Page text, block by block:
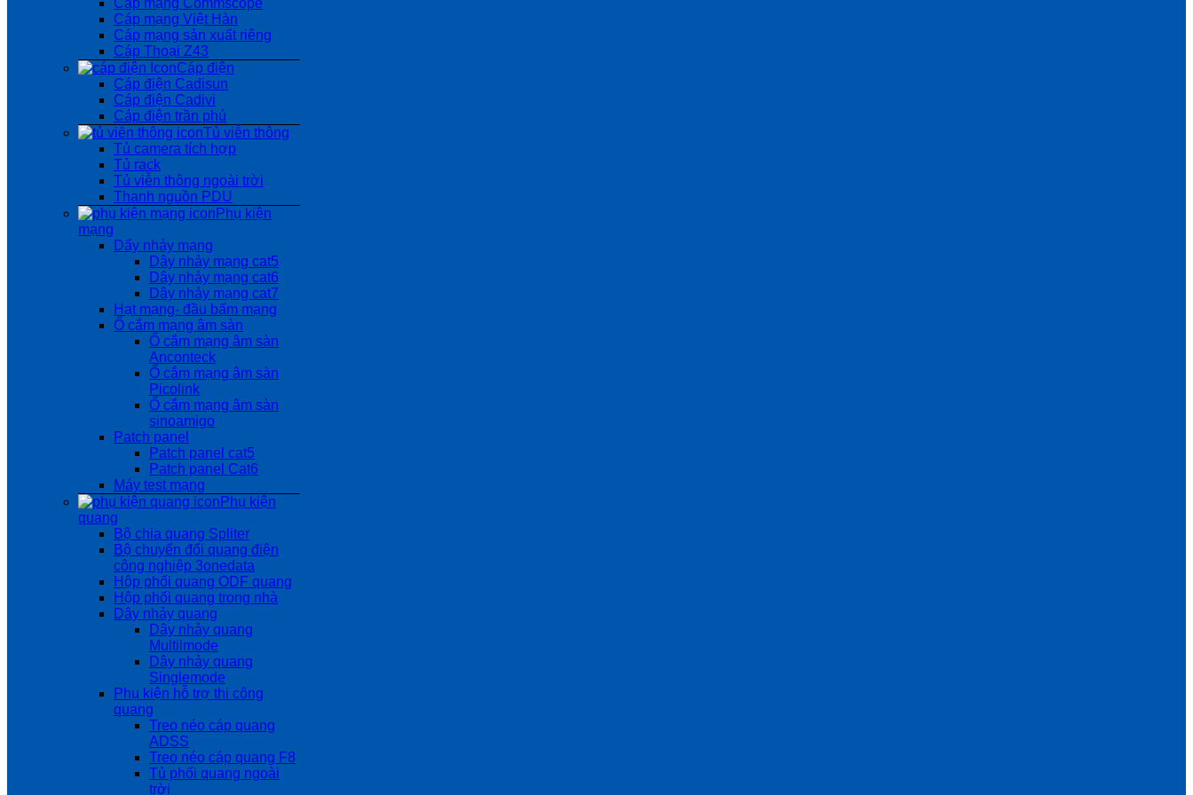
Cáp mạng Commscope
Cáp mạng Việt Hàn
Cáp mạng sản xuất riêng
Cáp Thoại Z43
Cáp điện
Cáp điện Cadisun
Cáp điện Cadivi
Cáp điện trần phú
Tủ viễn thông
Tủ camera tích hợp
Tủ rack
Tủ viễn thông ngoài trời
Thanh nguồn PDU
Phụ kiện
mạng
Dẩy nhảy mạng
Dây nhảy mạng cat5
Dây nhảy mạng cat6
Dây nhảy mạng cat7
Hạt mạng- đầu bấm mạng
Ổ cắm mạng âm sàn
Ổ cắm mạng âm sàn
Anconteck
Ổ cắm mạng âm sàn
Picolink
Ổ cắm mạng âm sàn
sinoamigo
Patch panel
Patch panel cat5
Patch panel Cat6
Máy test mạng
Phụ kiện
quang
Bộ chia quang Spliter
Bộ chuyển đổi quang điện
công nghiệp 3onedata
Hộp phối quang ODF quang
Hộp phối quang trong nhà
Dây nhảy quang
Dây nhảy quang
Multilmode
Dây nhảy quang
Singlemode
Phụ kiện hỗ trợ thi công
quang
Treo néo cáp quang
ADSS
Treo néo cáp quang F8
Tủ phối quang ngoài
trời